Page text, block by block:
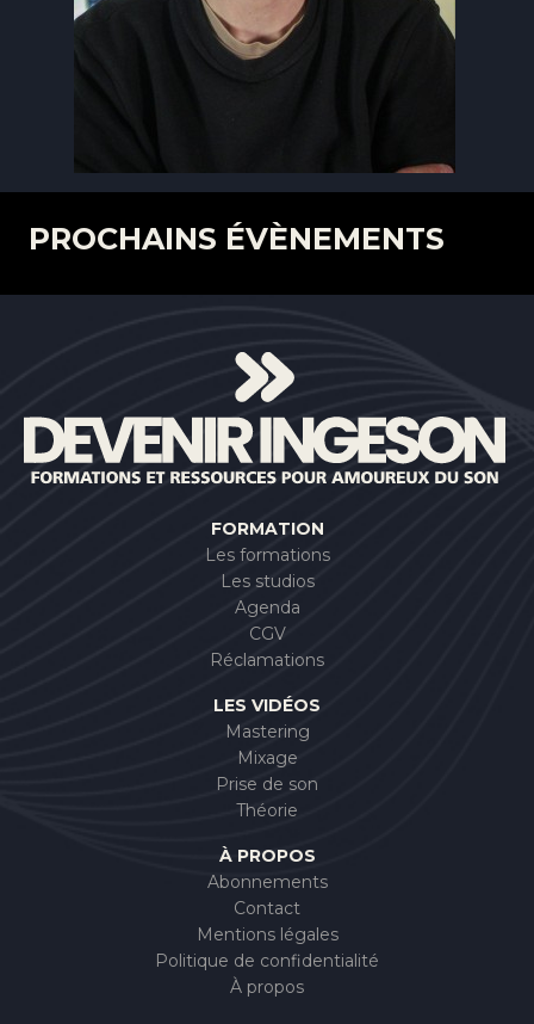
PROCHAINS ÉVÈNEMENTS
FORMATION
Les formations
Les studios
Agenda
CGV
Réclamations
LES VIDÉOS
Mastering
Mixage
Prise de son
Théorie
À PROPOS
Abonnements
Contact
Mentions légales
Politique de confidentialité
À propos